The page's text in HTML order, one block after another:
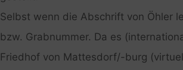
Selbst wenn die Abschrift von Öhler
bzw. Grabnummer. Da es
Friedhof von Mattesdorf/-burg